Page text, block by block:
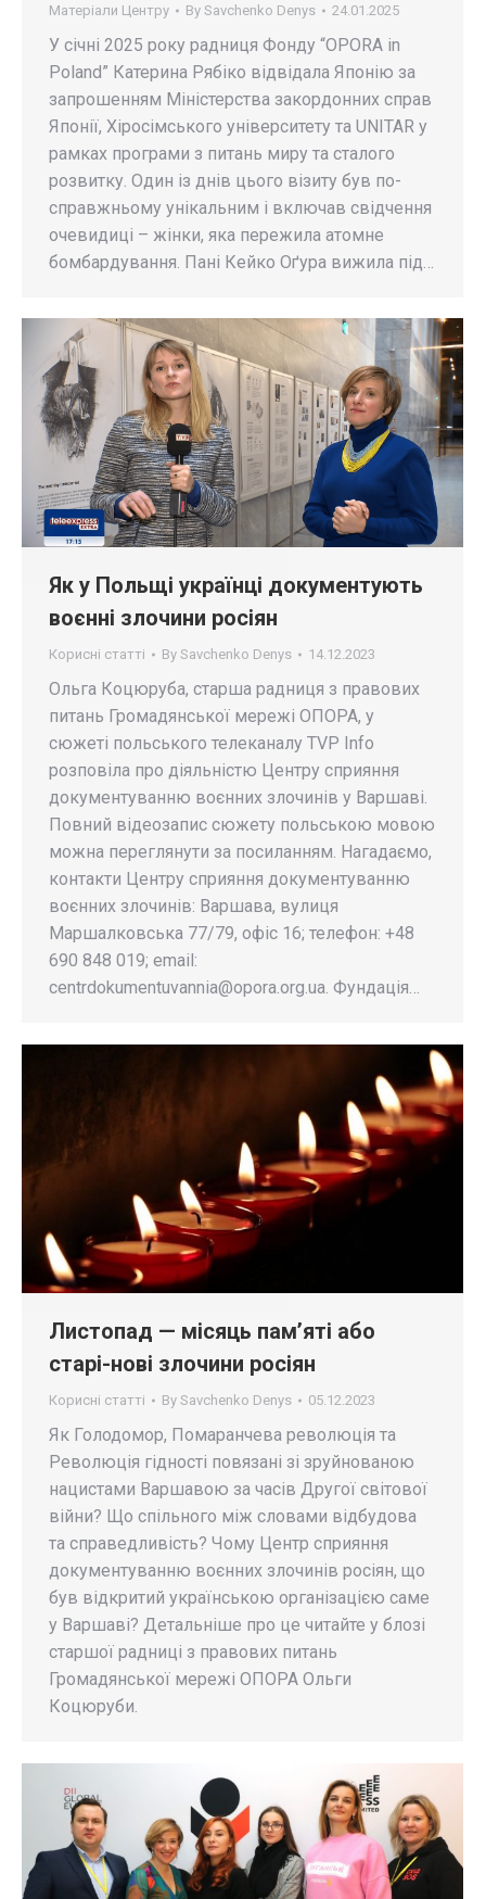
Матеріали Центру By Savchenko Denys 24.01.2025
У січні 2025 року радниця Фонду “OPORA in
Poland” Катерина Рябіко відвідала Японію за
запрошенням Міністерства закордонних справ
Японії, Хіросімського університету та UNITAR у
рамках програми з питань миру та сталого
розвитку. Один із днів цього візиту був по-
справжньому унікальним і включав свідчення
очевидиці – жінки, яка пережила атомне
бомбардування. Пані Кейко Оґура вижила під…
Як у Польщі українці документують
воєнні злочини росіян
Корисні статті By Savchenko Denys 14.12.2023
Ольга Коцюруба, старша радниця з правових
питань Громадянської мережі ОПОРА, у
сюжеті польського телеканалу TVP Info
розповіла про діяльністю Центру сприяння
документуванню воєнних злочинів у Варшаві.
Повний відеозапис сюжету польською мовою
можна переглянути за посиланням. Нагадаємо,
контакти Центру сприяння документуванню
воєнних злочинів: Варшава, вулиця
Маршалковська 77/79, офіс 16; телефон: +48
690 848 019; email:
centrdokumentuvannia@opora.org.ua. Фундація…
Листопад — місяць пам’яті або
старі-нові злочини росіян
Корисні статті By Savchenko Denys 05.12.2023
Як Голодомор, Помаранчева революція та
Революція гідності повязані зі зруйнованою
нацистами Варшавою за часів Другої світової
війни? Що спільного між словами відбудова
та справедливість? Чому Центр сприяння
документуванню воєнних злочинів росіян, що
був відкритий українською організацією саме
у Варшаві? Детальніше про це читайте у блозі
старшої радниці з правових питань
Громадянської мережі ОПОРА Ольги
Коцюруби.